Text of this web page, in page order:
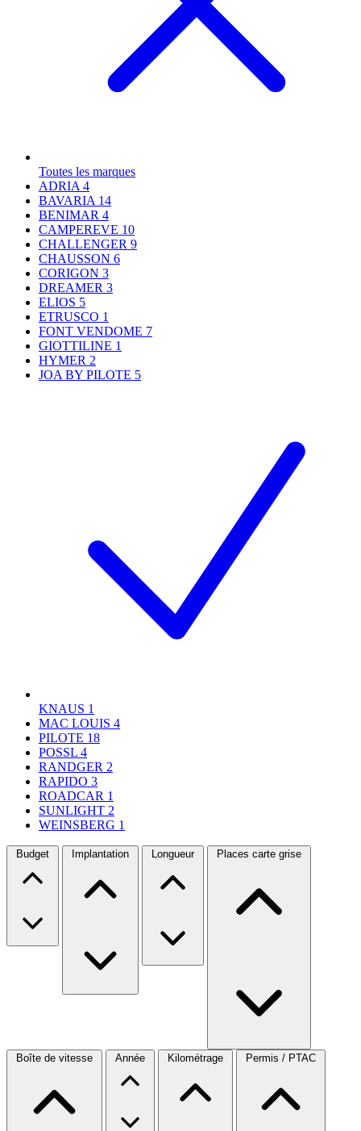
Toutes les marques
ADRIA 4
BAVARIA 14
BENIMAR 4
CAMPEREVE 10
CHALLENGER 9
CHAUSSON 6
CORIGON 3
DREAMER 3
ELIOS 5
ETRUSCO 1
FONT VENDOME 7
GIOTTILINE 1
HYMER 2
JOA BY PILOTE 5
KNAUS 1
MAC LOUIS 4
PILOTE 18
POSSL 4
RANDGER 2
RAPIDO 3
ROADCAR 1
SUNLIGHT 2
WEINSBERG 1
Budget Implantation Longueur Places carte grise
Boîte de vitesse Année Kilométrage Permis / PTAC